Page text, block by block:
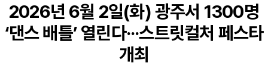
2026년 6월 2일(화) 광주서 1300명
‘댄스 배틀’ 열린다···스트릿컬처 페스타
개최